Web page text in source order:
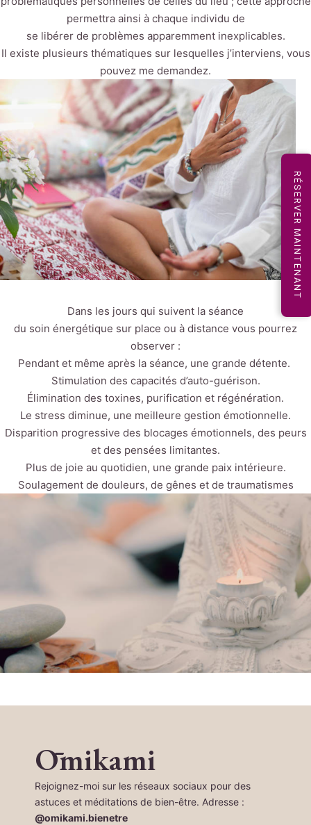
permettra ainsi à chaque individu de
se libérer de problèmes apparemment inexplicables.
Il existe plusieurs thématiques sur lesquelles j’interviens, vous
pouvez me demandez.
Dans les jours qui suivent la séance
du soin énergétique sur place ou à distance vous pourrez
observer :
Pendant et même après la séance, une grande détente.
Stimulation des capacités d’auto-guérison.
Élimination des toxines, purification et régénération.
Le stress diminue, une meilleure gestion émotionnelle.
Disparition progressive des blocages émotionnels, des peurs
et des pensées limitantes.
Plus de joie au quotidien, une grande paix intérieure.
Soulagement de douleurs, de gênes et de traumatismes
Ōmikami
Rejoignez-moi sur les réseaux sociaux pour des
astuces et méditations de bien-être. Adresse :
@omikami.bienetre
RÉSERVER MAINTENANT